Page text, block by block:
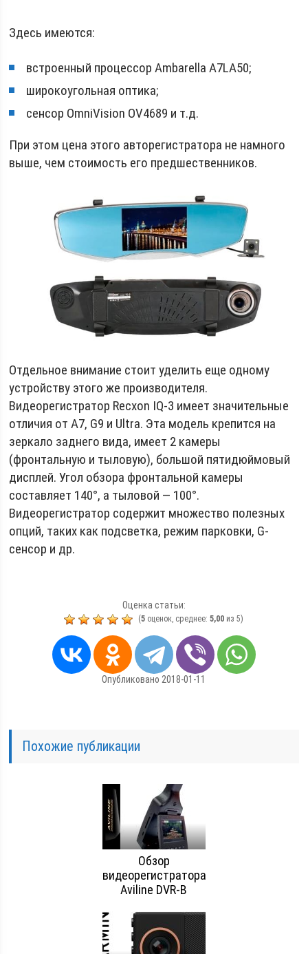
Здесь имеются:
встроенный процессор Ambarella A7LA50;
широкоугольная оптика;
сенсор OmniVision OV4689 и т.д.
При этом цена этого авторегистратора не намного
выше, чем стоимость его предшественников.
Отдельное внимание стоит уделить еще одному
устройству этого же производителя.
Видеорегистратор Recxon IQ-3 имеет значительные
отличия от A7, G9 и Ultra. Эта модель крепится на
зеркало заднего вида, имеет 2 камеры
(фронтальную и тыловую), большой пятидюймовый
дисплей. Угол обзора фронтальной камеры
составляет 140°, а тыловой — 100°.
Видеорегистратор содержит множество полезных
опций, таких как подсветка, режим парковки, G-
сенсор и др.
Оценка статьи:
(5 оценок, среднее:5,00 из 5)
Опубликовано 2018-01-11
Похожие публикации
Обзор
видеорегистратора
Aviline DVR-B